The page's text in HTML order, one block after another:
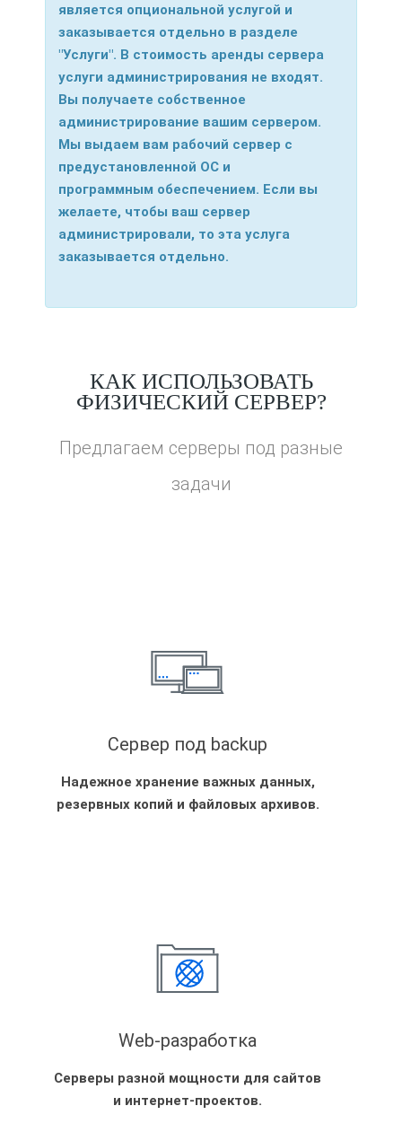
является опциональной услугой и
заказывается отдельно в разделе
"Услуги". В стоимость аренды сервера
услуги администрирования не входят.
Вы получаете собственное
администрирование вашим сервером.
Мы выдаем вам рабочий сервер с
предустановленной ОС и
программным обеспечением. Если вы
желаете, чтобы ваш сервер
администрировали, то эта услуга
заказывается отдельно.
КАК ИСПОЛЬЗОВАТЬ
ФИЗИЧЕСКИЙ СЕРВЕР?
Предлагаем серверы под разные
задачи
Сервер под backup
Надежное хранение важных данных,
резервных копий и файловых архивов.
Web-разработка
Серверы разной мощности для сайтов
и интернет-проектов.